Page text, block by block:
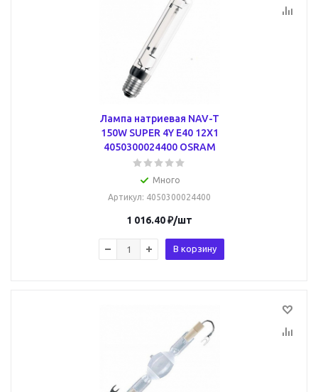
Лампа натриевая NAV-T
150W SUPER 4Y E40 12X1
4050300024400 OSRAM
Много
Артикул: 4050300024400
1 016.40₽/шт
В корзину